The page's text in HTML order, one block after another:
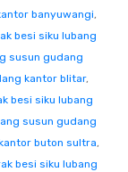
banyuwangi,
besi siku lubang
susun gudang
kantor blitar,
besi siku lubang
susun gudang
buton sultra,
besi siku lubang